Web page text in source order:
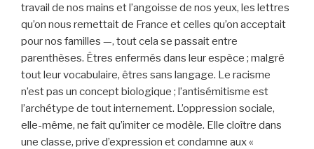
travail de nos mains et l’angoisse de nos yeux, les lettres
qu’on nous remettait de France et celles qu’on acceptait
pour nos familles —, tout cela se passait entre
parenthèses. Êtres enfermés dans leur espèce ; malgré
tout leur vocabulaire, êtres sans langage. Le racisme
n’est pas un concept biologique ; l’antisémitisme est
l’archétype de tout internement. L’oppression sociale,
elle-même, ne fait qu’imiter ce modèle. Elle cloître dans
une classe, prive d’expression et condamne aux «